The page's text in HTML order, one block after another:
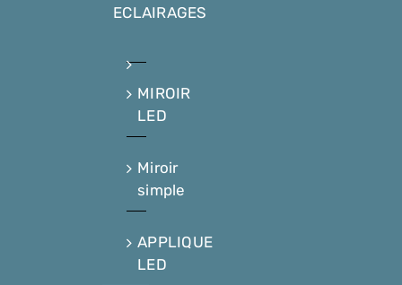
ECLAIRAGES
MIROIR
LED
Miroir
simple
APPLIQUE
LED